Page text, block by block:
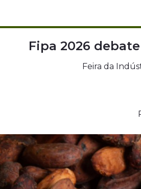
Fipa 2026
Feira da